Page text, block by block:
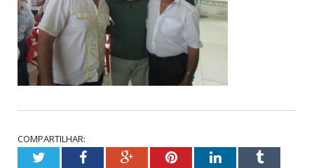
COMPARTILHAR:
TwitterFacebookGoogle+PinterestLinkedInTumblr